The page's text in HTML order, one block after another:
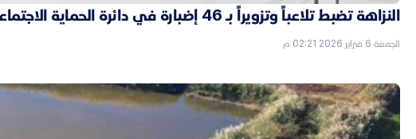
النزاهة تضبط تلاعباً وتزويراً بـ 46 إضبارة في دائرة الحماية الاجتماعية بالأنبار
الجمعة 6 فبراير 2026 02:21 م